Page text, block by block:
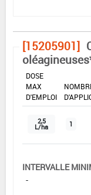
[15205901]
DOSE
MAX
D'EMPLOI
2,5
L/ha 1
INTERVALLE
-